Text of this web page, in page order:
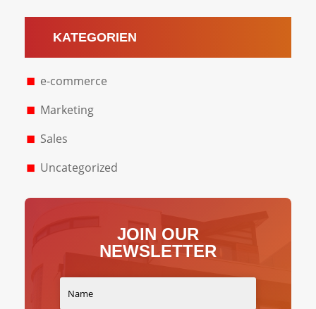
KATEGORIEN
e-commerce
Marketing
Sales
Uncategorized
JOIN OUR
NEWSLETTER